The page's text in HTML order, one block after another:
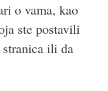
o vama, kao
ste postavili
ili da